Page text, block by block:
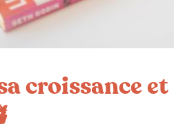
croissance et